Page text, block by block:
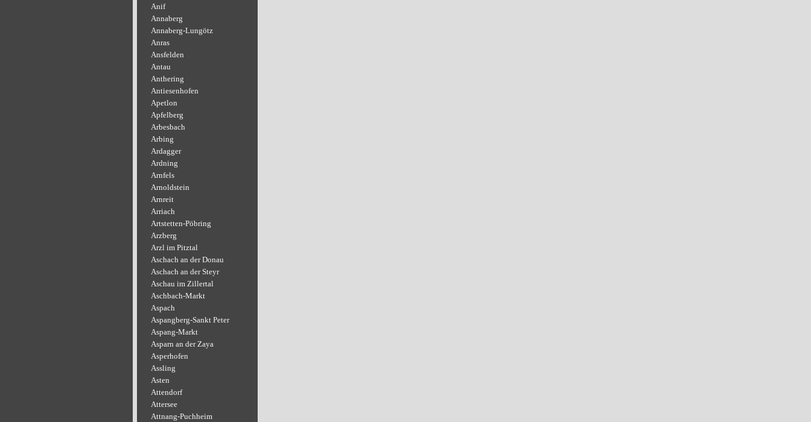
Anif
Annaberg
Annaberg-Lungötz
Anras
Ansfelden
Antau
Anthering
Antiesenhofen
Apetlon
Apfelberg
Arbesbach
Arbing
Ardagger
Ardning
Arnfels
Arnoldstein
Arnreit
Arriach
Artstetten-Pöbring
Arzberg
Arzl im Pitztal
Aschach an der Donau
Aschach an der Steyr
Aschau im Zillertal
Aschbach-Markt
Aspach
Aspangberg-Sankt Peter
Aspang-Markt
Asparn an der Zaya
Asperhofen
Assling
Asten
Attendorf
Attersee
Attnang-Puchheim